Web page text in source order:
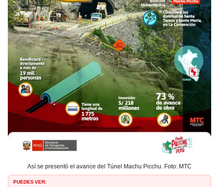
Así se presentó el avance del Túnel Machu Picchu. Foto: MTC
PUEDES VER: